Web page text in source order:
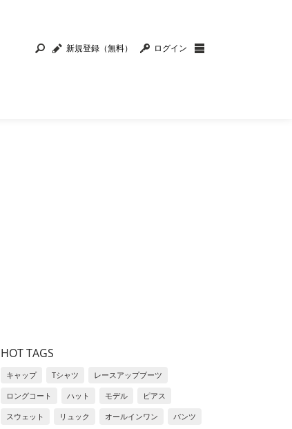
新規登録（無料） ログイン
HOT TAGS
キャップ Tシャツ
レースアップブーツ
ロングコート
ハット モデル
ピアス
スウェット
リュック オールインワン
パンツ